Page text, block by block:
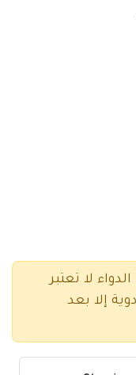
لا تعتبر
إلا بعد